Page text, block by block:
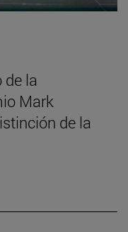
de la
Mark
de la